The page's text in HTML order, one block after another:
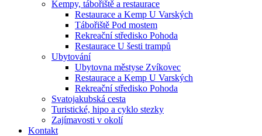
Kempy, tábořiště a restaurace
Restaurace a Kemp U Varských
Tábořiště Pod mostem
Rekreační středisko Pohoda
Restaurace U šesti trampů
Ubytování
Ubytovna městyse Zvíkovec
Restaurace a Kemp U Varských
Rekreační středisko Pohoda
Svatojakubská cesta
Turistické, hipo a cyklo stezky
Zajímavosti v okolí
Kontakt